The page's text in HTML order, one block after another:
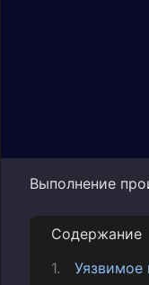
Выполнение
Содержание
Уязвимое